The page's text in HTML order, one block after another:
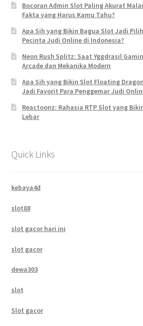
Bocoran Admin Slot Paling Akurat
Fakta yang Harus Kamu Tahu?
Apa Sih yang Bikin Bagua Slot Jadi
Pecinta Judi Online di Indonesia?
Neon Rush Splitz: Saat Yggdrasil
Arcade dan Mekanika Modern
Apa Sih yang Bikin Slot Floating
Jadi Favorit Para Penggemar Judi
Reactoonz: Rahasia RTP Slot yang
Lebar
Quick Links
kebaya4d
slot88
slot gacor hari ini
slot gacor
dewa303
slot
Slot gacor